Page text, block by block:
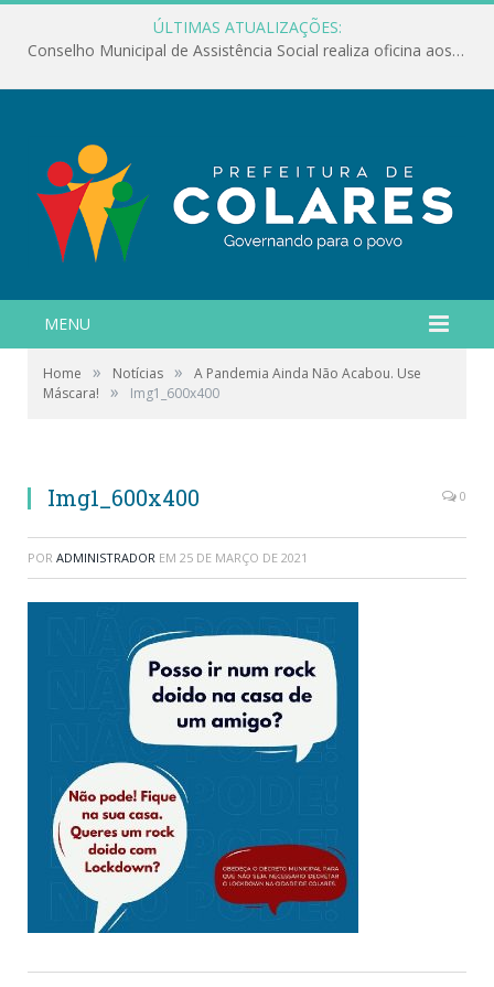
ÚLTIMAS ATUALIZAÇÕES:
Conselho Municipal de Assistência Social realiza oficina aos servidores
MENU
Home » Notícias »
A Pandemia Ainda Não Acabou. Use
Máscara!
» Img1_600x400
Img1_600x400 0
POR ADMINISTRADOR EM 25 DE MARÇO DE 2021